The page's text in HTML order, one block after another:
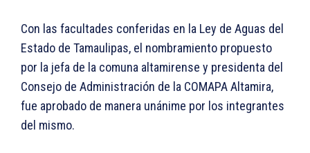
Con las facultades conferidas en la Ley de Aguas del
Estado de Tamaulipas, el nombramiento propuesto
por la jefa de la comuna altamirense y presidenta del
Consejo de Administración de la COMAPA Altamira,
fue aprobado de manera unánime por los integrantes
del mismo.